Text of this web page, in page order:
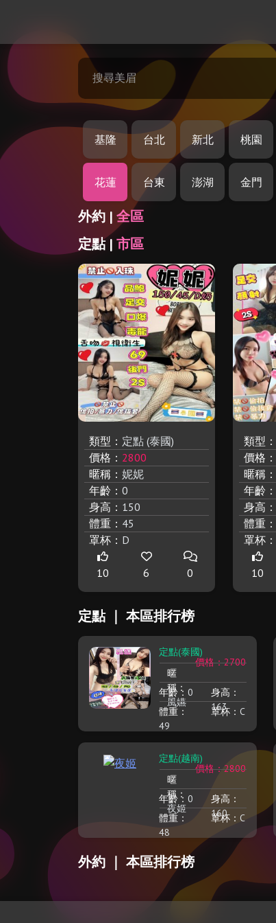
搜尋美眉
基隆 台北 新北 桃園
花蓮 台東 澎湖 金門
外約 | 全區
定點 | 市區
類型： 定點 (泰國)
價格： 2800
暱稱： 妮妮
年齡： 0
身高： 150
體重： 45
罩杯： D
10 6 0
類型：
價格：
暱稱：
年齡：
身高：
體重：
罩杯：
10
定點 ｜ 本區排行榜
定點(泰國)
價格：2700
暱
稱：
風嬿
年齡： 0
身高：
163
體重：
49
罩杯： C
定點(越南)
價格：2800
暱
稱：
夜姬
年齡： 0
身高：
160
體重：
48
罩杯： C
外約 ｜ 本區排行榜